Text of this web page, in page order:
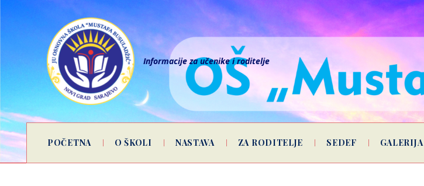
Informacije za učenike i roditelje
POČETNA O ŠKOLI NASTAVA ZA RODITELJE SEDEF GALERIJA